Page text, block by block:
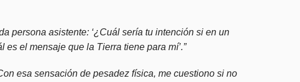
persona asistente: ‘¿Cuál sería tu intención si en un
el mensaje que la Tierra tiene para mí’.”
esa sensación de pesadez física, me cuestiono si no